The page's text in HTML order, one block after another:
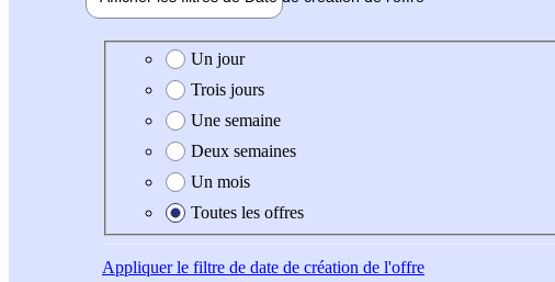
Date de création de l'offre
Un jour
Trois jours
Une semaine
Deux semaines
Un mois
Toutes les offres
Appliquerle filtre de date de création de l'offre